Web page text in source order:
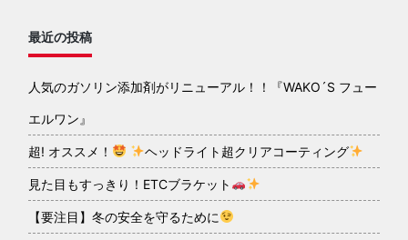
最近の投稿
人気のガソリン添加剤がリニューアル！！『WAKO´S フュー
エルワン』
超! オススメ！ ヘッドライト超クリアコーティング
見た目もすっきり！ETCブラケット
【要注目】冬の安全を守るために